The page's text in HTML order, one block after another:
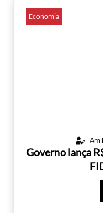
Economia
Governo lança